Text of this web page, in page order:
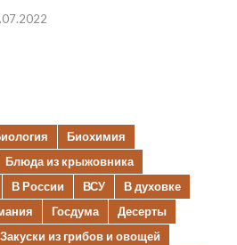
Биохимия
Блюда из крыжовника
В России ВСУ
В духовке
Госдума
Десерты
Закуски из грибов и овощей